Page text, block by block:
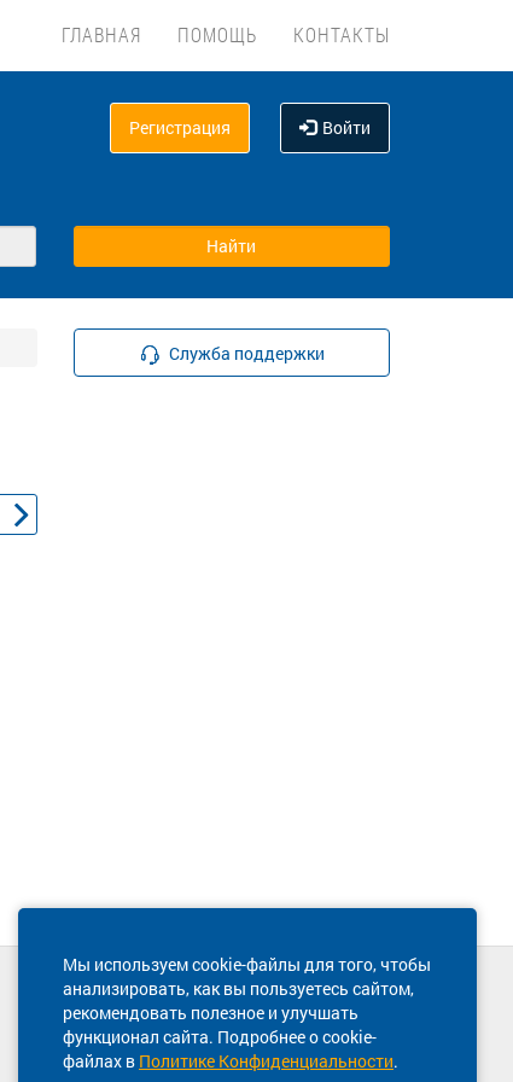
ГЛАВНАЯ ПОМОЩЬ КОНТАКТЫ
Регистрация Войти
Служба поддержки
Мы используем cookie-файлы для того, чтобы
анализировать, как вы пользуетесь сайтом,
рекомендовать полезное и улучшать
функционал сайта. Подробнее о cookie-
файлах в Политике Конфиденциальности.
Техническая поддержка сайта
8 800 600-03-38